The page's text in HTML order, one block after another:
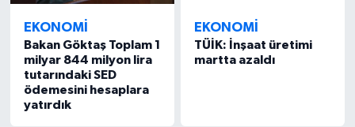
EKONOMI
Bakan Göktaş Toplam 1
milyar 844 milyon lira
tutarındaki SED
ödemesini hesaplara
yatırdık
EKONOMI
TÜİK: İnşaat üretimi
martta azaldı
Magazin
Politika